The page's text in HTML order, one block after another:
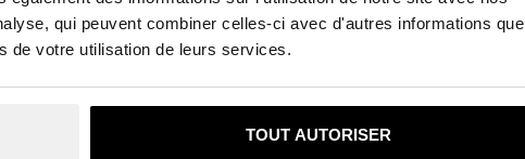
qui peuvent combiner celles-ci avec d'autres informations que
de votre utilisation de leurs services.
TOUT AUTORISER
vous parcourir notre site au United States?
rester sur Tunisia Oui, dirigez-moi vers United States